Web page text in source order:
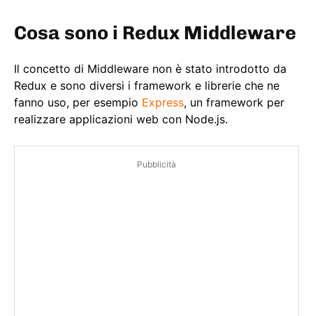
Cosa sono i Redux Middleware
Il concetto di Middleware non è stato introdotto da
Redux e sono diversi i framework e librerie che ne
fanno uso, per esempio Express, un framework per
realizzare applicazioni web con Node.js.
Pubblicità